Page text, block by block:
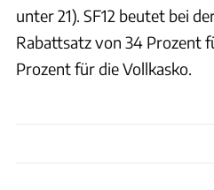
unter 21). SF12 beutet bei
Rabattsatz von 34 Prozent
Prozent für die Vollkasko.